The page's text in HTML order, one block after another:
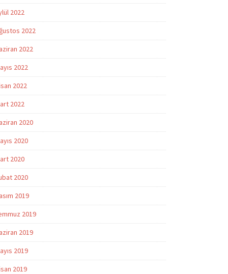
2022
2022
2022
2022
2022
2022
2020
2020
2020
2020
2019
2019
2019
2019
2019